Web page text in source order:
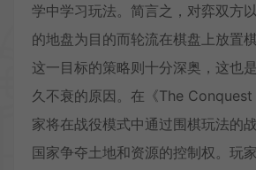
学中学习玩法。简言之，对弈双方
的地盘为目的而轮流在棋盘上放置
这一目标的策略则十分深奥，这也
久不衰的原因。在《The
家将在战役模式中通过围棋玩法的
国家争夺土地和资源的控制权。玩